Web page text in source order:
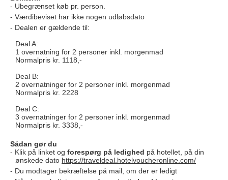
Ubegrænset køb pr. person.
Værdibeviset har ikke nogen udløbsdato
Dealen er gældende til:
Deal A:
1 overnatning for 2 personer inkl. morgenmad
Normalpris kr. 1118,-
Deal B:
2 overnatninger for 2 personer inkl. morgenmad
Normalpris kr. 2228
Deal C:
3 overnatninger for 2 personer inkl. morgenmad
Normalpris kr. 3338,-
Sådan gør du
Klik på linket og forespørg på ledighed på hotellet, på din
ønskede dato https://traveldeal.hotelvoucheronline.com/
Du modtager bekræftelse på mail, om der er ledigt